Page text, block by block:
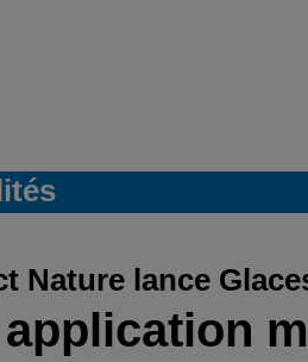
Nature lance
application